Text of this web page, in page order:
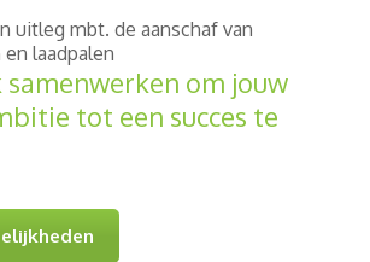
uitleg mbt. de aanschaf van
laadpalen
samenwerken om jouw
tot een succes te